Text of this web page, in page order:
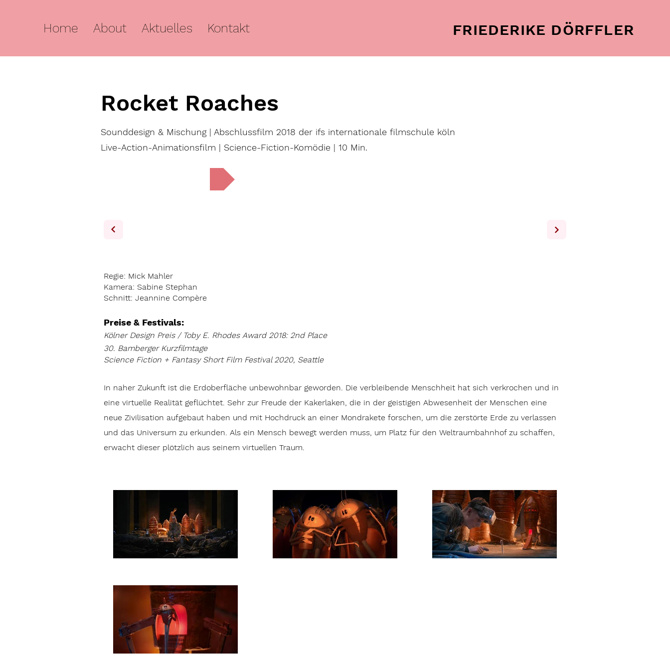
Home About Aktuelles Kontakt FRIEDERIKE DÖRFFLER
Rocket Roaches
Sounddesign & Mischung | Abschlussfilm 2018 der ifs internationale filmschule köln
Live-Action-Animationsfilm | Science-Fiction-Komödie | 10 Min.
Regie: Mick Mahler
Kamera: Sabine Stephan
Schnitt: Jeannine Compère
Preise & Festivals:
Kölner Design Preis / Toby E. Rhodes Award 2018: 2nd Place
30. Bamberger Kurzfilmtage
Science Fiction + Fantasy Short Film Festival 2020, Seattle
In naher Zukunft ist die Erdoberfläche unbewohnbar geworden. Die verbleibende Menschheit hat sich verkrochen und in
eine virtuelle Realität geflüchtet. Sehr zur Freude der Kakerlaken, die in der geistigen Abwesenheit der Menschen eine
neue Zivilisation aufgebaut haben und mit Hochdruck an einer Mondrakete forschen, um die zerstörte Erde zu verlassen
und das Universum zu erkunden. Als ein Mensch bewegt werden muss, um Platz für den Weltraumbahnhof zu schaffen,
erwacht dieser plötzlich aus seinem virtuellen Traum.